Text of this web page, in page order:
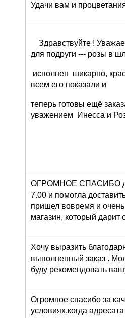
Удачи вам и
Здравствуйте !
для подруги --- розы в
исполнен шикарно,
всем его показали и
теперь готовы ещё
уважением Инесса и
ОГРОМНОЕ СПАСИБО
7.00 и помогла
пришел вовремя и
магазин, который дарит
Хочу выразить
выполненный заказ .
буду рекомендовать
Огромное спасибо за
условиях,когда